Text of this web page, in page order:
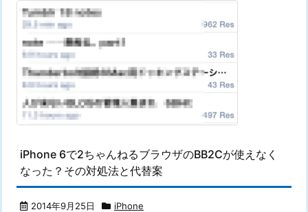
iPhone 6で2ちゃんねるブラウザのBB2Cが使えなく
なった？その対処法と代替案
2014年9月25日 iPhone